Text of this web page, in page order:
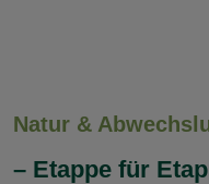
Natur &
– Etappe für